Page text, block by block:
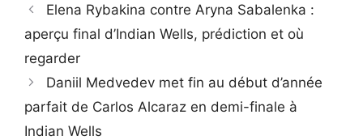
Elena Rybakina contre Aryna Sabalenka :
aperçu final d’Indian Wells, prédiction et où
regarder
Daniil Medvedev met fin au début d’année
parfait de Carlos Alcaraz en demi-finale à
Indian Wells